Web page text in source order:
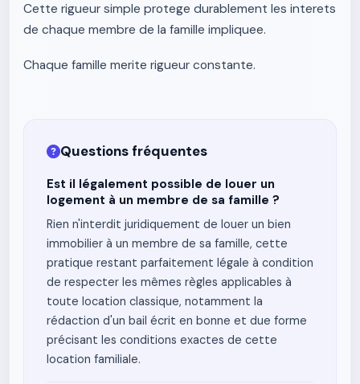
Cette rigueur simple protege durablement les interets
de chaque membre de la famille impliquee.
Chaque famille merite rigueur constante.
Questions fréquentes
Est il légalement possible de louer un
logement à un membre de sa famille ?
Rien n'interdit juridiquement de louer un bien
immobilier à un membre de sa famille, cette
pratique restant parfaitement légale à condition
de respecter les mêmes règles applicables à
toute location classique, notamment la
rédaction d'un bail écrit en bonne et due forme
précisant les conditions exactes de cette
location familiale.